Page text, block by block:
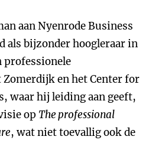
aan Nyenrode Business
als bijzonder hoogleraar in
professionele
en het Center for
waar hij leiding aan geeft,
op The professional
, wat niet toevallig ook de